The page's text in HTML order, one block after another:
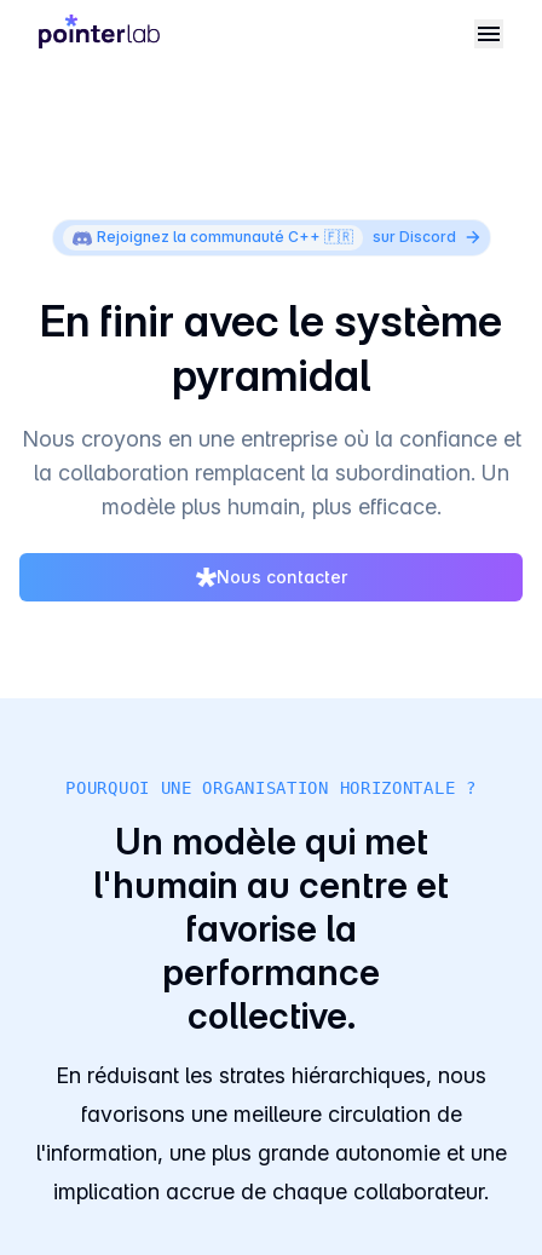
Rejoignez la communauté C++ 🇫🇷 sur Discord
En finir avec le système
pyramidal
Nous croyons en une entreprise où la confiance et
la collaboration remplacent la subordination. Un
modèle plus humain, plus efficace.
Nous contacter
POURQUOI UNE ORGANISATION HORIZONTALE ?
Un modèle qui met
l'humain au centre et
favorise la
performance
collective.
En réduisant les strates hiérarchiques, nous
favorisons une meilleure circulation de
l'information, une plus grande autonomie et une
implication accrue de chaque collaborateur.